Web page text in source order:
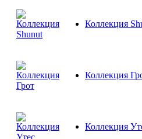
Коллекция
Коллекция
Коллекция